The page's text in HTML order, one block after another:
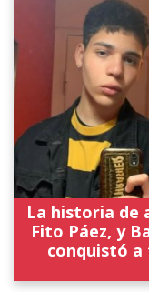
La historia de
Fito Páez, y
conquistó a